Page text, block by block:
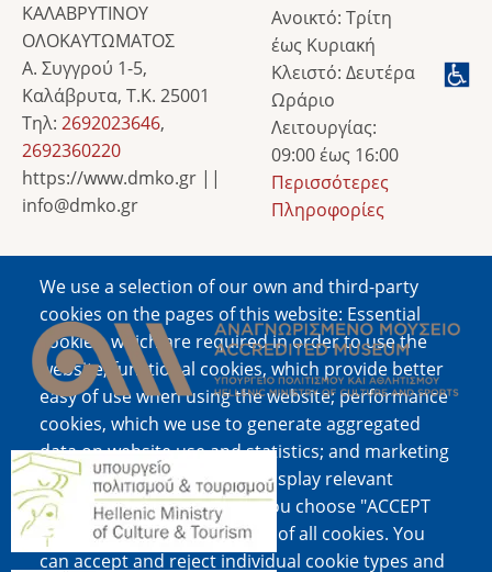
We use a selection of our own and third-party
cookies on the pages of this website: Essential
cookies, which are required in order to use the
website; functional cookies, which provide better
easy of use when using the website; performance
cookies, which we use to generate aggregated
data on website use and statistics; and marketing
cookies, which are used to display relevant
content and advertising. If you choose "ACCEPT
ALL", you consent to the use of all cookies. You
can accept and reject individual cookie types and
ΚΑΛΑΒΡΥΤΙΝΟΥ
ΟΛΟΚΑΥΤΩΜΑΤΟΣ
Α. Συγγρού 1-5,
Καλάβρυτα, Τ.Κ. 25001
Τηλ: 2692023646,
2692360220
https://www.dmko.gr ||
info@dmko.gr
Ανοικτό: Τρίτη
έως Κυριακή
Κλειστό: Δευτέρα
Ωράριο
Λειτουργίας:
09:00 έως 16:00
Περισσότερες
Πληροφορίες
Image
Image